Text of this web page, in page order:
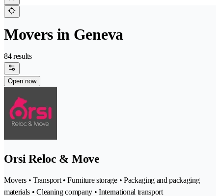
Movers in Geneva
84 results
Open now
Orsi Reloc & Move
Movers • Transport • Furniture storage • Packaging and packaging
materials • Cleaning company • International transport